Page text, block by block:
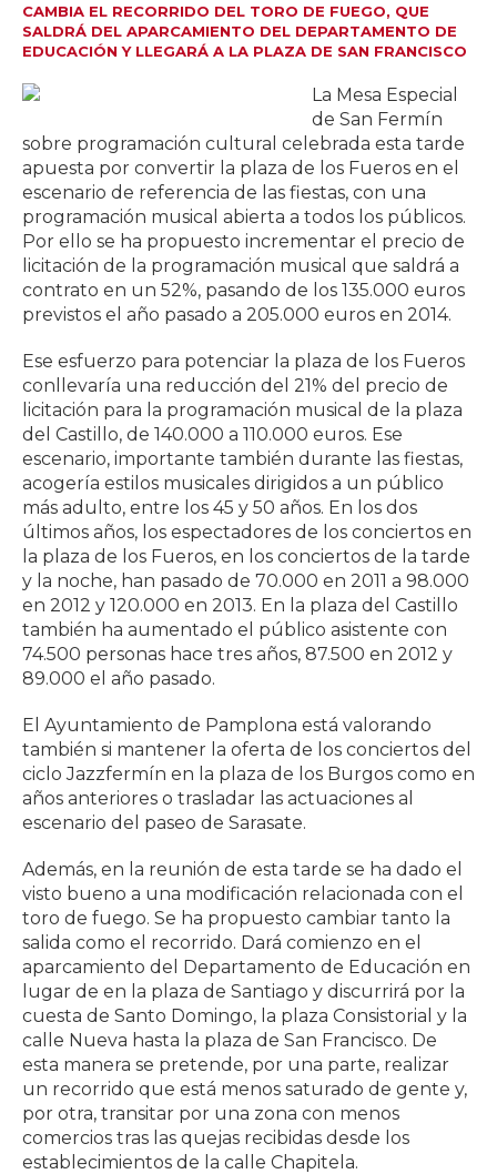
CAMBIA EL RECORRIDO DEL TORO DE FUEGO, QUE
SALDRÁ DEL APARCAMIENTO DEL DEPARTAMENTO DE
EDUCACIÓN Y LLEGARÁ A LA PLAZA DE SAN FRANCISCO
La Mesa Especial
de San Fermín
sobre programación cultural celebrada esta tarde
apuesta por convertir la plaza de los Fueros en el
escenario de referencia de las fiestas, con una
programación musical abierta a todos los públicos.
Por ello se ha propuesto incrementar el precio de
licitación de la programación musical que saldrá a
contrato en un 52%, pasando de los 135.000 euros
previstos el año pasado a 205.000 euros en 2014.
Ese esfuerzo para potenciar la plaza de los Fueros
conllevaría una reducción del 21% del precio de
licitación para la programación musical de la plaza
del Castillo, de 140.000 a 110.000 euros. Ese
escenario, importante también durante las fiestas,
acogería estilos musicales dirigidos a un público
más adulto, entre los 45 y 50 años. En los dos
últimos años, los espectadores de los conciertos en
la plaza de los Fueros, en los conciertos de la tarde
y la noche, han pasado de 70.000 en 2011 a 98.000
en 2012 y 120.000 en 2013. En la plaza del Castillo
también ha aumentado el público asistente con
74.500 personas hace tres años, 87.500 en 2012 y
89.000 el año pasado.
El Ayuntamiento de Pamplona está valorando
también si mantener la oferta de los conciertos del
ciclo Jazzfermín en la plaza de los Burgos como en
años anteriores o trasladar las actuaciones al
escenario del paseo de Sarasate.
Además, en la reunión de esta tarde se ha dado el
visto bueno a una modificación relacionada con el
toro de fuego. Se ha propuesto cambiar tanto la
salida como el recorrido. Dará comienzo en el
aparcamiento del Departamento de Educación en
lugar de en la plaza de Santiago y discurrirá por la
cuesta de Santo Domingo, la plaza Consistorial y la
calle Nueva hasta la plaza de San Francisco. De
esta manera se pretende, por una parte, realizar
un recorrido que está menos saturado de gente y,
por otra, transitar por una zona con menos
comercios tras las quejas recibidas desde los
establecimientos de la calle Chapitela.